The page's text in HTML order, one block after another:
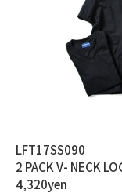
LFT17SS090
2 PACK V- NECK
4,320yen